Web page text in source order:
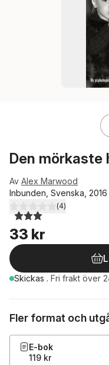
Den mörkaste
Av Alex Marwood
Inbunden, Svenska, 2016
3,0utav 5 stjärnor. Totalt
(4)
33 kr
Skickas . Fri frakt över
Fler format och
E-bok
119 kr